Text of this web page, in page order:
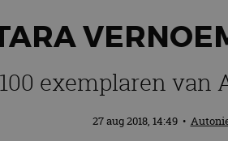
100 exemplaren van
27 aug 2018, 14:49 •